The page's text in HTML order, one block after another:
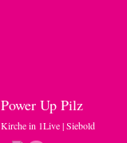
Power Up Pilz
Kirche in 1Live | Siebold